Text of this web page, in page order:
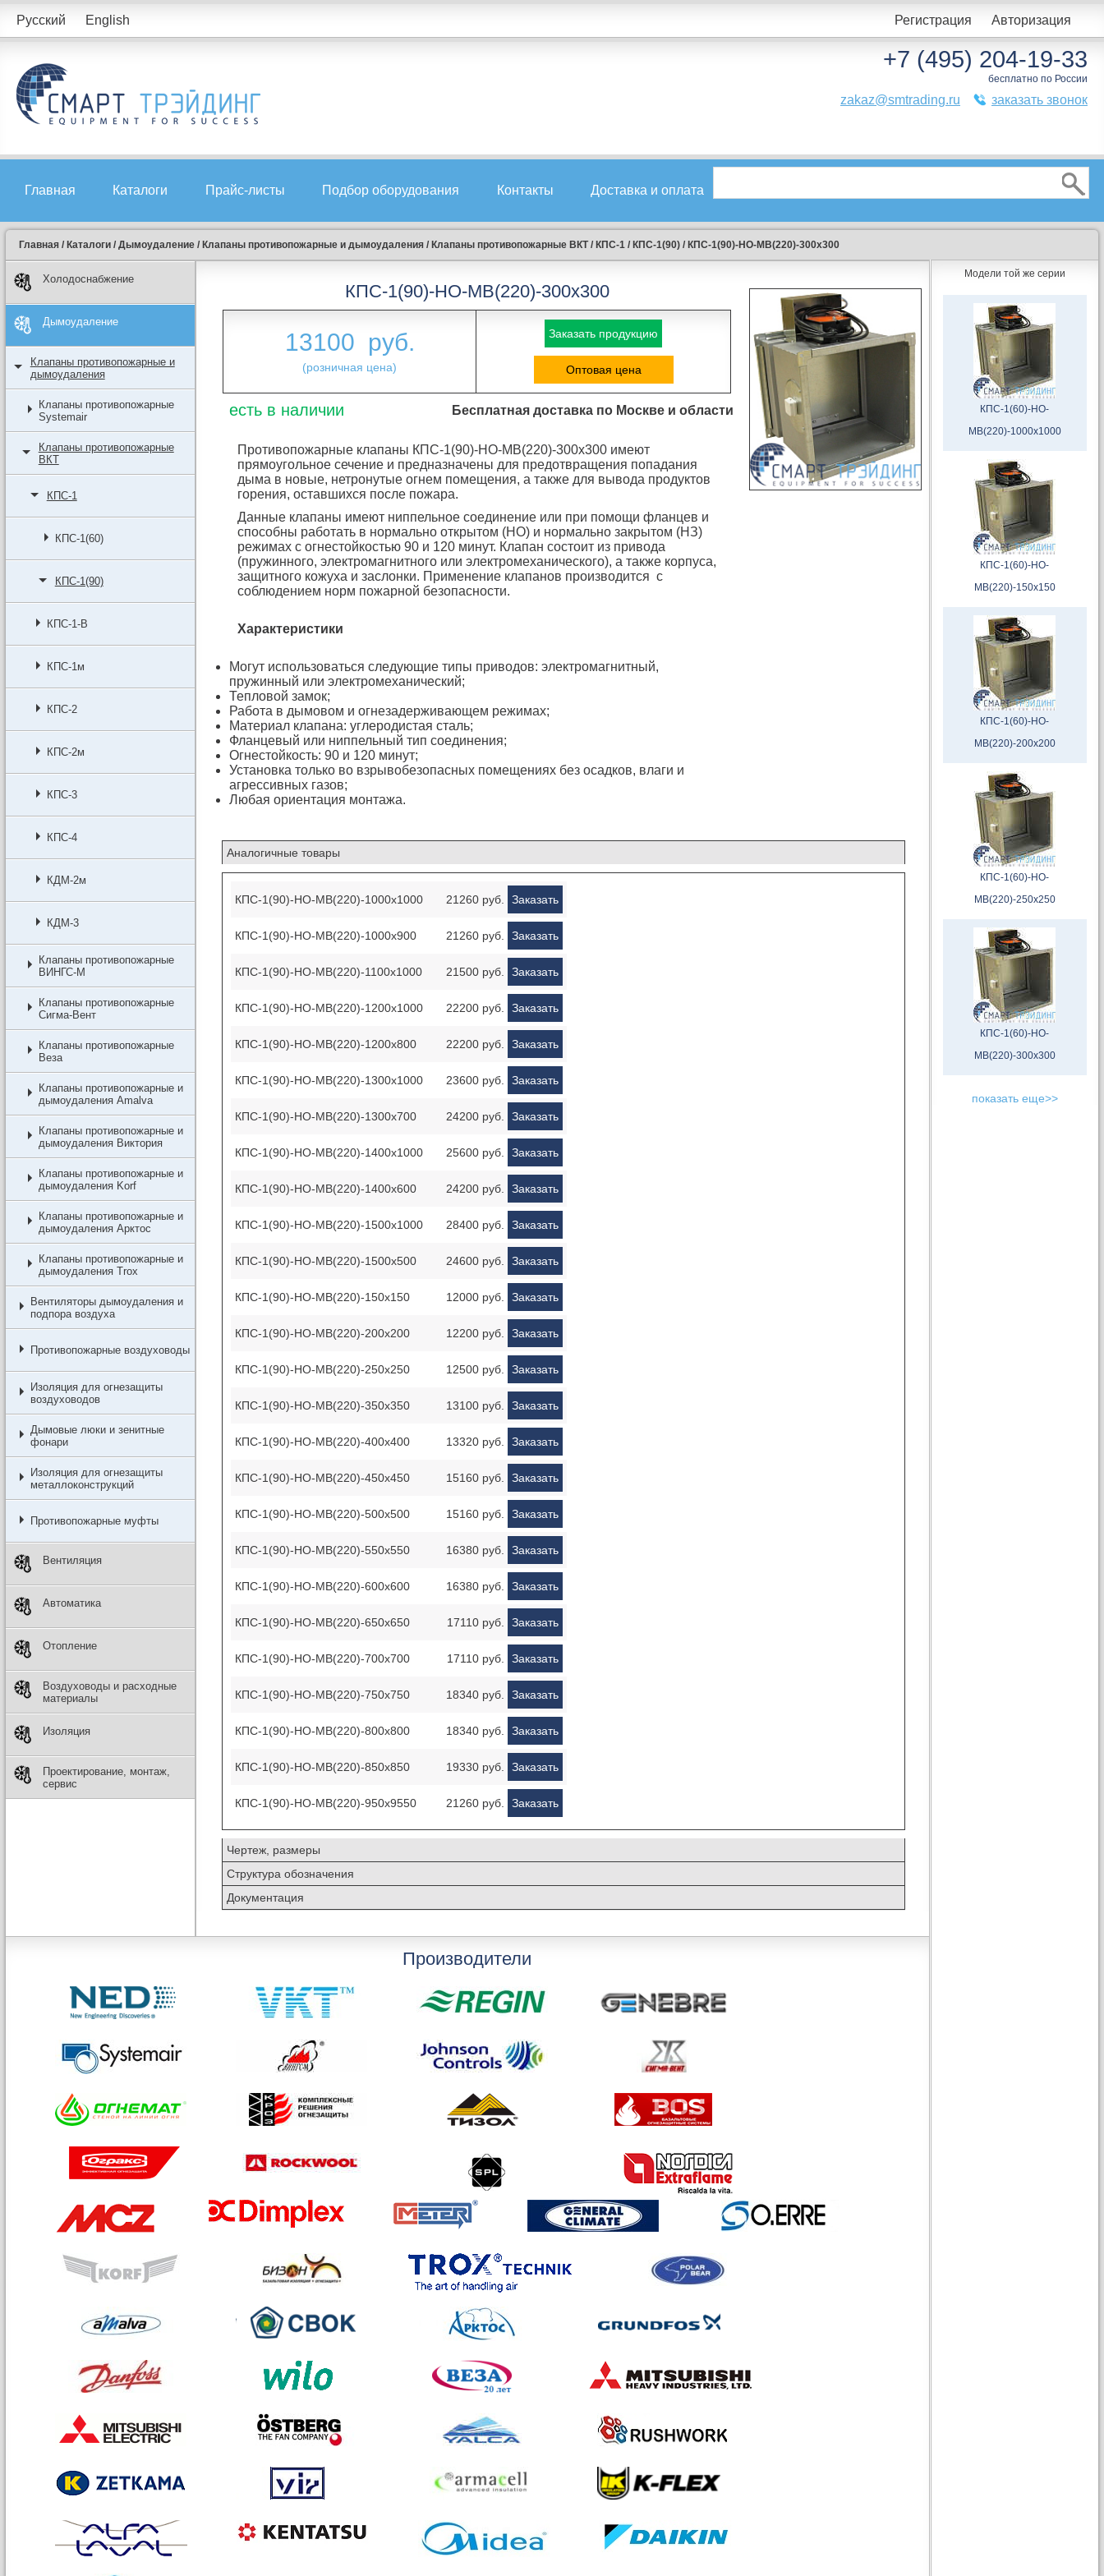
Русский English Регистрация Авторизация
+7 (495) 204-19-33
бесплатно по России
zakaz@smtrading.ru заказать звонок
Главная Каталоги Прайс-листы Подбор оборудования Контакты Доставка и оплата
Главная / Каталоги / Дымоудаление / Клапаны противопожарные и дымоудаления / Клапаны противопожарные ВКТ / КПС-1 / КПС-1(90) / КПС-1(90)-НО-МВ(220)-300х300
Холодоснабжение
Дымоудаление
Клапаны противопожарные и
дымоудаления
Клапаны противопожарные
Systemair
Клапаны противопожарные
ВКТ
КПС-1
КПС-1(60)
КПС-1(90)
КПС-1-В
КПС-1м
КПС-2
КПС-2м
КПС-3
КПС-4
КДМ-2м
КДМ-3
Клапаны противопожарные
ВИНГС-М
Клапаны противопожарные
Сигма-Вент
Клапаны противопожарные
Веза
Клапаны противопожарные и
дымоудаления Amalva
Клапаны противопожарные и
дымоудаления Виктория
Клапаны противопожарные и
дымоудаления Korf
Клапаны противопожарные и
дымоудаления Арктос
Клапаны противопожарные и
дымоудаления Trox
Вентиляторы дымоудаления и
подпора воздуха
Противопожарные воздуховоды
Изоляция для огнезащиты
воздуховодов
Дымовые люки и зенитные
фонари
Изоляция для огнезащиты
металлоконструкций
Противопожарные муфты
Вентиляция
Автоматика
Отопление
Воздуховоды и расходные
материалы
Изоляция
Проектирование, монтаж,
сервис
КПС-1(90)-НО-МВ(220)-300х300
13100 руб.
(розничная цена)
Заказать продукцию
Оптовая цена
есть в наличии Бесплатная доставка по Москве и области
Противопожарные клапаны КПС-1(90)-НО-МВ(220)-300х300 имеют
прямоугольное сечение и предназначены для предотвращения попадания
дыма в новые, нетронутые огнем помещения, а также для вывода продуктов
горения, оставшихся после пожара.
Данные клапаны имеют ниппельное соединение или при помощи фланцев и
способны работать в нормально открытом (НО) и нормально закрытом (НЗ)
режимах с огнестойкостью 90 и 120 минут. Клапан состоит из привода
(пружинного, электромагнитного или электромеханического), а также корпуса,
защитного кожуха и заслонки. Применение клапанов производится с
соблюдением норм пожарной безопасности.
Характеристики
Могут использоваться следующие типы приводов: электромагнитный,
пружинный или электромеханический;
Тепловой замок;
Работа в дымовом и огнезадерживающем режимах;
Материал клапана: углеродистая сталь;
Фланцевый или ниппельный тип соединения;
Огнестойкость: 90 и 120 минут;
Установка только во взрывобезопасных помещениях без осадков, влаги и
агрессивных газов;
Любая ориентация монтажа.
Аналогичные товары
КПС-1(90)-НО-МВ(220)-1000х1000 21260 руб. Заказать
КПС-1(90)-НО-МВ(220)-1000х900 21260 руб. Заказать
КПС-1(90)-НО-МВ(220)-1100х1000 21500 руб. Заказать
КПС-1(90)-НО-МВ(220)-1200х1000 22200 руб. Заказать
КПС-1(90)-НО-МВ(220)-1200х800 22200 руб. Заказать
КПС-1(90)-НО-МВ(220)-1300х1000 23600 руб. Заказать
КПС-1(90)-НО-МВ(220)-1300х700 24200 руб. Заказать
КПС-1(90)-НО-МВ(220)-1400х1000 25600 руб. Заказать
КПС-1(90)-НО-МВ(220)-1400х600 24200 руб. Заказать
КПС-1(90)-НО-МВ(220)-1500х1000 28400 руб. Заказать
КПС-1(90)-НО-МВ(220)-1500х500 24600 руб. Заказать
КПС-1(90)-НО-МВ(220)-150х150 12000 руб. Заказать
КПС-1(90)-НО-МВ(220)-200х200 12200 руб. Заказать
КПС-1(90)-НО-МВ(220)-250х250 12500 руб. Заказать
КПС-1(90)-НО-МВ(220)-350х350 13100 руб. Заказать
КПС-1(90)-НО-МВ(220)-400х400 13320 руб. Заказать
КПС-1(90)-НО-МВ(220)-450х450 15160 руб. Заказать
КПС-1(90)-НО-МВ(220)-500х500 15160 руб. Заказать
КПС-1(90)-НО-МВ(220)-550х550 16380 руб. Заказать
КПС-1(90)-НО-МВ(220)-600х600 16380 руб. Заказать
КПС-1(90)-НО-МВ(220)-650х650 17110 руб. Заказать
КПС-1(90)-НО-МВ(220)-700х700 17110 руб. Заказать
КПС-1(90)-НО-МВ(220)-750х750 18340 руб. Заказать
КПС-1(90)-НО-МВ(220)-800х800 18340 руб. Заказать
КПС-1(90)-НО-МВ(220)-850х850 19330 руб. Заказать
КПС-1(90)-НО-МВ(220)-950х9550 21260 руб. Заказать
Чертеж, размеры
Структура обозначения
Документация
Производители
Модели той же серии
КПС-1(60)-НО-
МВ(220)-1000х1000
КПС-1(60)-НО-
МВ(220)-150х150
КПС-1(60)-НО-
МВ(220)-200х200
КПС-1(60)-НО-
МВ(220)-250х250
КПС-1(60)-НО-
МВ(220)-300х300
показать еще>>